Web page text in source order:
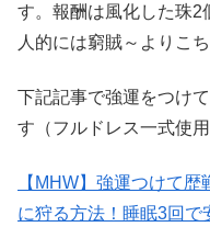
す。報酬は風化した珠2
人的には窮賊～よりこ
下記記事で強運をつけ
す（フルドレス一式使用
【MHW】強運つけて
に狩る方法！睡眠3回で